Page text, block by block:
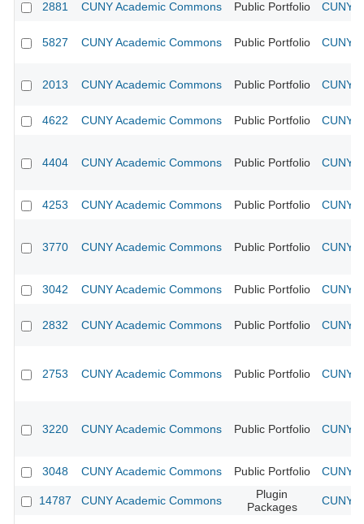
2881 CUNY Academic Commons Public Portfolio CUNY
5827 CUNY Academic Commons Public Portfolio CUNY
2013 CUNY Academic Commons Public Portfolio CUNY
4622 CUNY Academic Commons Public Portfolio CUNY
4404 CUNY Academic Commons Public Portfolio CUNY
4253 CUNY Academic Commons Public Portfolio CUNY
3770 CUNY Academic Commons Public Portfolio CUNY
3042 CUNY Academic Commons Public Portfolio CUNY
2832 CUNY Academic Commons Public Portfolio CUNY
2753 CUNY Academic Commons Public Portfolio CUNY
3220 CUNY Academic Commons Public Portfolio CUNY
3048 CUNY Academic Commons Public Portfolio CUNY
14787 CUNY Academic Commons
Plugin
Packages
CUNY